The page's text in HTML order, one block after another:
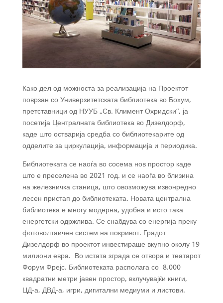
Како дел од можноста за реализација на Проектот
поврзан со Универзитетската библиотека во Бохум,
претставници од НУУБ „Св. Климент Охридски“, ја
посетија Централната библиотека во Дизелдорф,
каде што остварија средба со библиотекарите од
одделите за циркулација, информација и периодика.
Библиотеката се наоѓа во сосема нов простор каде
што е преселена во 2021 год. и се наоѓа во близина
на железничка станица, што овозможува извонредно
лесен пристап до библиотеката. Новата централна
библиотека е многу модерна, удобна и исто така
енергетски одржлива. Се снабдува со енергија преку
фотоволтаичен систем на покривот. Градот
Дизелдорф во проектот инвестираше вкупно околу 19
милиони евра. Во истата зграда се отвора и театарот
Форум Фрејс. Библиотеката располага со 8.000
квадратни метри јавен простор, вклучувајќи книги,
ЦД-а, ДВД-а, игри, дигитални медиуми и листови.